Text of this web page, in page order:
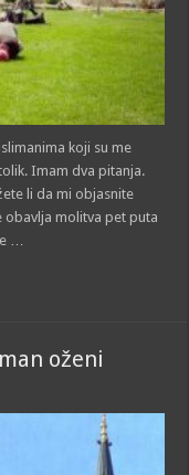
koji su me
Imam dva pitanja.
li da mi objasnite
obavlja molitva pet puta
…
oženi